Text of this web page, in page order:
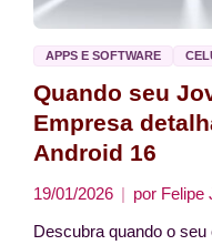
APPS E SOFTWARE
Quando seu
Empresa
Android 16
19/01/2026 por Felipe
Descubra quando o